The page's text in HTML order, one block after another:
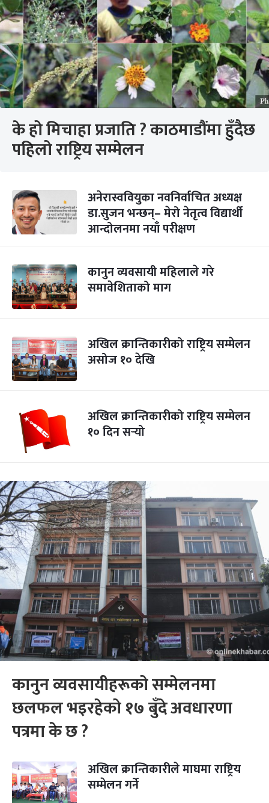
के हो मिचाहा प्रजाति ? काठमाडौंमा हुँदैछ
पहिलो राष्ट्रिय सम्मेलन
अनेरास्ववियुका नवनिर्वाचित अध्यक्ष
डा.सुजन भन्छन्– मेरो नेतृत्व विद्यार्थी
आन्दोलनमा नयाँ परीक्षण
कानुन व्यवसायी महिलाले गरे
समावेशिताको माग
अखिल क्रान्तिकारीको राष्ट्रिय सम्मेलन
असोज १० देखि
अखिल क्रान्तिकारीको राष्ट्रिय सम्मेलन
१० दिन सर्‍यो
कानुन व्यवसायीहरूको सम्मेलनमा
छलफल भइरहेको १७ बुँदे अवधारणा
पत्रमा के छ ?
अखिल क्रान्तिकारीले माघमा राष्ट्रिय
सम्मेलन गर्ने